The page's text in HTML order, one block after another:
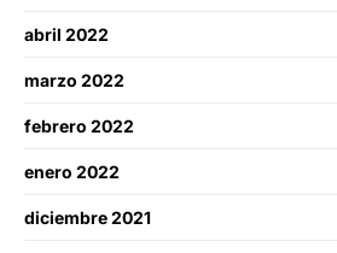
abril 2022
marzo 2022
febrero 2022
enero 2022
diciembre 2021